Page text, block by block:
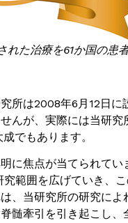
た治療を61か国の患
所は2008年6月12日に
んが、実際には当研
でもあります。
に焦点が当てられてい
究範囲を広げていき、
、当研究所の研究に
髄牽引を引き起こし、